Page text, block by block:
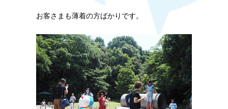
お客さまも薄着の方ばかりです。